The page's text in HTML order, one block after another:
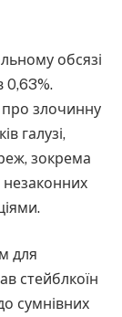
обсязі
0,63%.
про злочинну
галузі,
зокрема
незаконних
для
стейблкоїн
сумнівних